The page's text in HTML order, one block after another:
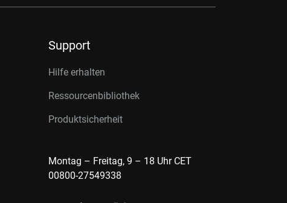
Support
Hilfe erhalten
Ressourcenbibliothek
Produktsicherheit
Montag – Freitag, 9 – 18 Uhr CET
00800-27549338